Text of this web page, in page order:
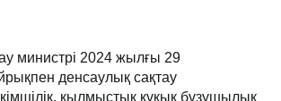
министрі 2024 жылғы 29
денсаулық сақтау
қылмыстық құқық бұзушылық